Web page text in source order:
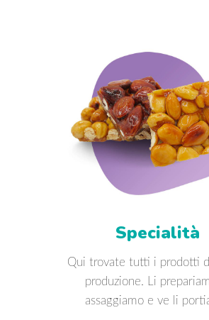
Specialità
Qui trovate tutti i prodotti
produzione. Li
assaggiamo e ve li